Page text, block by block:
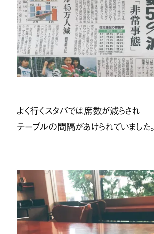
よく行くスタバでは席数が減らされ
テーブルの間隔があけられていました。